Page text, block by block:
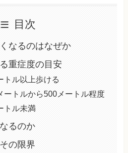
目次
なるのはなぜか
重症度の目安
トル以上歩ける
ートルから500メートル程度
トル未満
るのか
の限界